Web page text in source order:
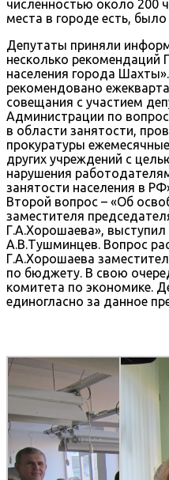
численностью около 200
места в городе есть,
Депутаты приняли
несколько рекомендаций
населения города
рекомендовано
совещания с участием
Администрации по
в области занятости,
прокуратуры
других учреждений с
нарушения
занятости населения в
Второй вопрос – «Об
заместителя
Г.А.Хорошаева»,
А.В.Тушминцев. Вопрос
Г.А.Хорошаева
по бюджету. В свою
комитета по экономике.
единогласно за данное